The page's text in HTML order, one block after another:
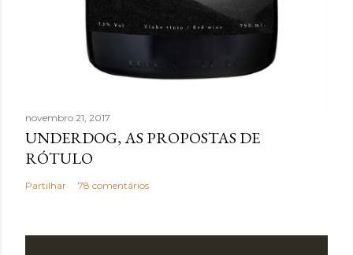
novembro 21, 2017
UNDERDOG, AS PROPOSTAS DE
RÓTULO
Partilhar 78 comentários